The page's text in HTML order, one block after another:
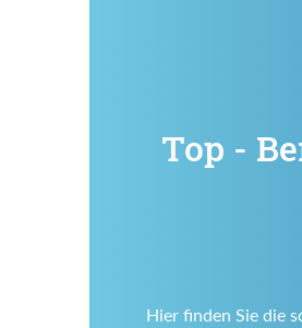
Top -
Hier finden Sie die